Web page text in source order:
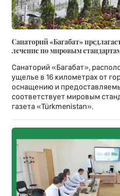
Санаторий «Багабат»
лечение по мировым
Санаторий «Багабат»,
ущелье в 16 километрах от
оснащению и
соответствует мировым
газета «Türkmenistan».